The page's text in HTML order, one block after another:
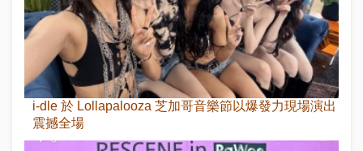
i-dle 於 Lollapalooza 芝加哥音樂節以爆發力現場演出
震撼全場